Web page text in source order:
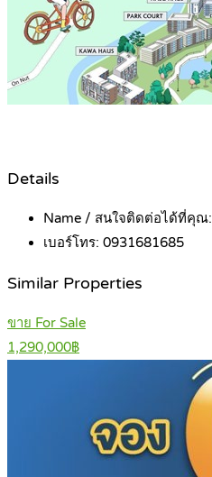
Details
Name / สนใจติดต่อได้ที่คุณ:
เบอร์โทร: 0931681685
Similar Properties
ขาย For Sale
1,290,000฿